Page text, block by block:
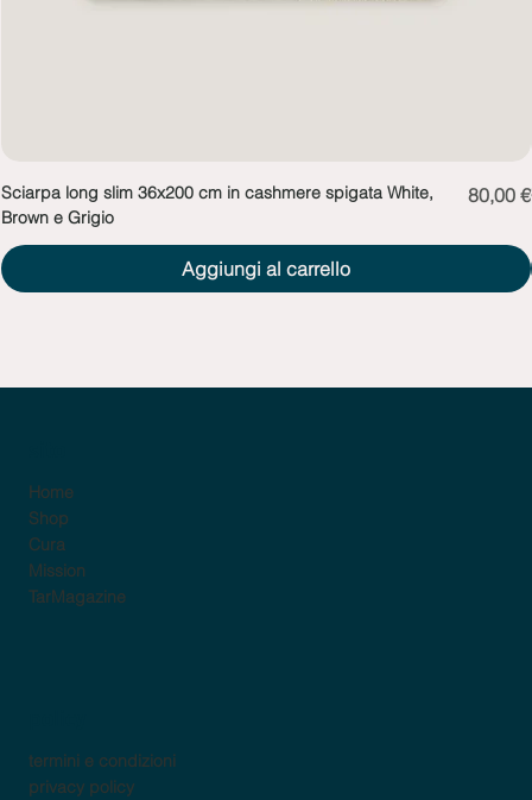
Sciarpa long slim 36x200 cm in cashmere spigata White,
Brown e Grigio
Prezzo
80,00 €
Aggiungi al carrello
Home
Shop
Cura
Mission
TarMagazine
termini e condizioni
privacy policy